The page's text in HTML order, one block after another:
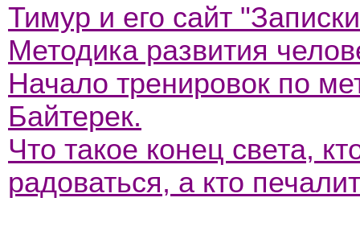
Тимур и его сайт
Методика развития
Начало тренировок по
Байтерек.
Что такое конец света,
радоваться, а кто